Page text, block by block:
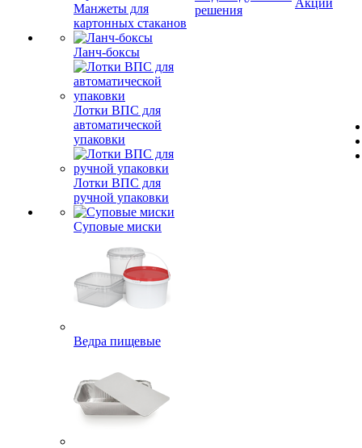
Манжеты для
картонных стаканов
Ланч-боксы
Лотки ВПС для
автоматической
упаковки
Лотки ВПС для
ручной упаковки
Суповые миски
Ведра пищевые
решения
Акции